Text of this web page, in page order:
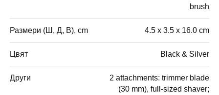
brush
Размери (Ш, Д, В), cm 4.5 x 3.5 x 16.0 cm
Цвят Black & Silver
Други
2 attachments: trimmer blade
(30 mm), full-sized shaver;